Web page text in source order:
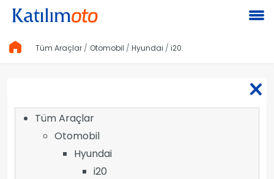
Tüm Araçlar Otomobil Hyundai i20
Tüm Araçlar
Otomobil
Hyundai
i20